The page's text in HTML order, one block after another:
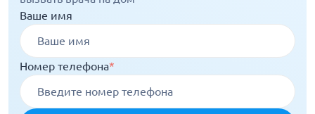
Ваше имя
Номер телефона*